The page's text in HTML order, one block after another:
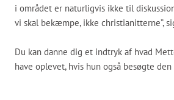
i området er naturligvis ikke til
vi skal bekæmpe, ikke christianitterne”,
Du kan danne dig et indtryk af hvad
have oplevet, hvis hun også besøgte